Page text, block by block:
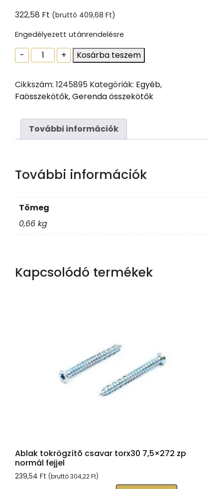
322,58 Ft (bruttó 409,68 Ft)
Engedélyezett utánrendelésre
-
Bulldog
tárcsa,
horg.,
95/36
+ Kosárba teszem
Cikkszám: 1245895 Kategóriák: Egyéb,
Faösszekötők,Gerenda összekötők
További információk
További információk
Tömeg
0,66 kg
Kapcsolódó termékek
Ablak tokrögzítõ csavar torx30 7,5×272 zp
normál fejjel
239,54 Ft (bruttó304,22Ft)